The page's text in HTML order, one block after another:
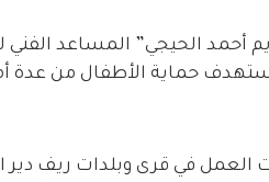
أجرته شبكة ديرالزور 24 مع “ريم أحمد الحيجي”
حماية الأطفال من عدة
في قرى وبلدات ريف دير